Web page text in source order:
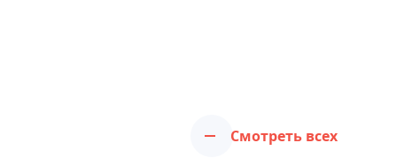
Смотреть всех